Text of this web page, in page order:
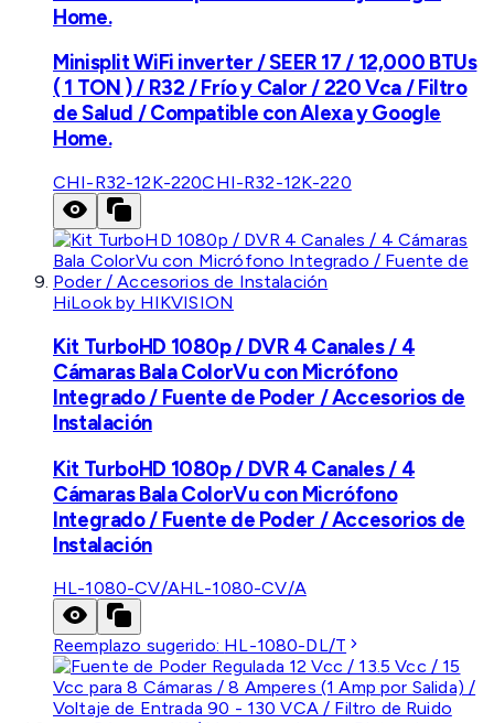
Home.
Minisplit WiFi inverter / SEER 17 / 12,000 BTUs
( 1 TON ) / R32 / Frío y Calor / 220 Vca / Filtro
de Salud / Compatible con Alexa y Google
Home.
CHI-R32-12K-220CHI-R32-12K-220
HiLook by HIKVISION
Kit TurboHD 1080p / DVR 4 Canales / 4
Cámaras Bala ColorVu con Micrófono
Integrado / Fuente de Poder / Accesorios de
Instalación
Kit TurboHD 1080p / DVR 4 Canales / 4
Cámaras Bala ColorVu con Micrófono
Integrado / Fuente de Poder / Accesorios de
Instalación
HL-1080-CV/AHL-1080-CV/A
Reemplazo sugerido: HL-1080-DL/T